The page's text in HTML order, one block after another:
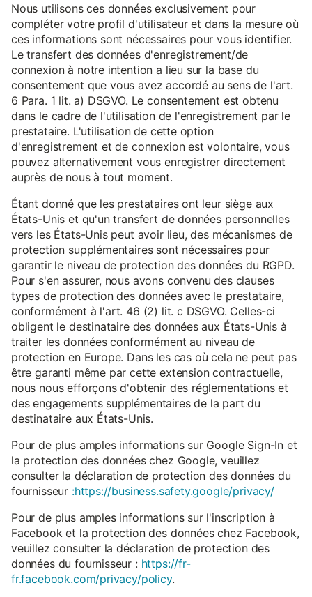
Nous utilisons ces données exclusivement pour
compléter votre profil d'utilisateur et dans la mesure où
ces informations sont nécessaires pour vous identifier.
Le transfert des données d'enregistrement/de
connexion à notre intention a lieu sur la base du
consentement que vous avez accordé au sens de l'art.
6 Para. 1 lit. a) DSGVO. Le consentement est obtenu
dans le cadre de l'utilisation de l'enregistrement par le
prestataire. L'utilisation de cette option
d'enregistrement et de connexion est volontaire, vous
pouvez alternativement vous enregistrer directement
auprès de nous à tout moment.
Étant donné que les prestataires ont leur siège aux
États-Unis et qu'un transfert de données personnelles
vers les États-Unis peut avoir lieu, des mécanismes de
protection supplémentaires sont nécessaires pour
garantir le niveau de protection des données du RGPD.
Pour s'en assurer, nous avons convenu des clauses
types de protection des données avec le prestataire,
conformément à l'art. 46 (2) lit. c DSGVO. Celles-ci
obligent le destinataire des données aux États-Unis à
traiter les données conformément au niveau de
protection en Europe. Dans les cas où cela ne peut pas
être garanti même par cette extension contractuelle,
nous nous efforçons d'obtenir des réglementations et
des engagements supplémentaires de la part du
destinataire aux États-Unis.
Pour de plus amples informations sur Google Sign-In et
la protection des données chez Google, veuillez
consulter la déclaration de protection des données du
fournisseur :https://business.safety.google/privacy/
Pour de plus amples informations sur l'inscription à
Facebook et la protection des données chez Facebook,
veuillez consulter la déclaration de protection des
données du fournisseur : https://fr-
fr.facebook.com/privacy/policy.